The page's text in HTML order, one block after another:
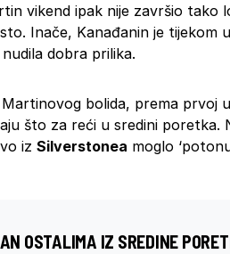
vikend ipak nije završio tako
Inače, Kanađanin je tijekom
dobra prilika.
bolida, prema prvoj
što za reći u sredini poretka.
iz Silverstonea moglo
OSTALIMA IZ SREDINE